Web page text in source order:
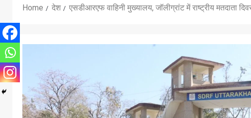
Home देश एसडीआरएफ वाहिनी मुख्यालय, जॉलीग्रांट में राष्ट्रीय मतदाता